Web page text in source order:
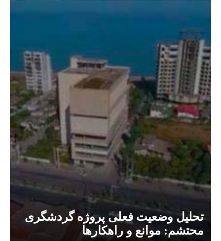
تحلیل وضعیت فعلی پروژه گردشگری
محتشم: موانع و راهکارها